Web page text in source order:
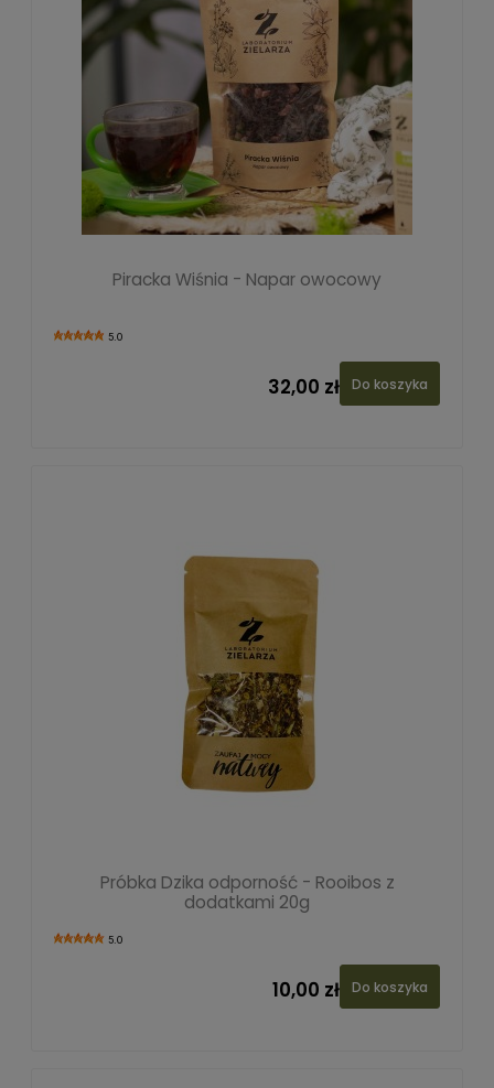
Piracka Wiśnia - Napar owocowy
5.0
32,00 zł Do koszyka
Próbka Dzika odporność - Rooibos z
dodatkami 20g
5.0
10,00 zł Do koszyka